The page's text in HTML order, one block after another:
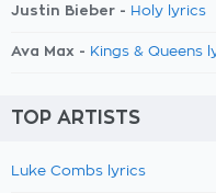
Justin Bieber - Holy lyrics
Ava Max - Kings & Queens
TOP ARTISTS
Luke Combs lyrics